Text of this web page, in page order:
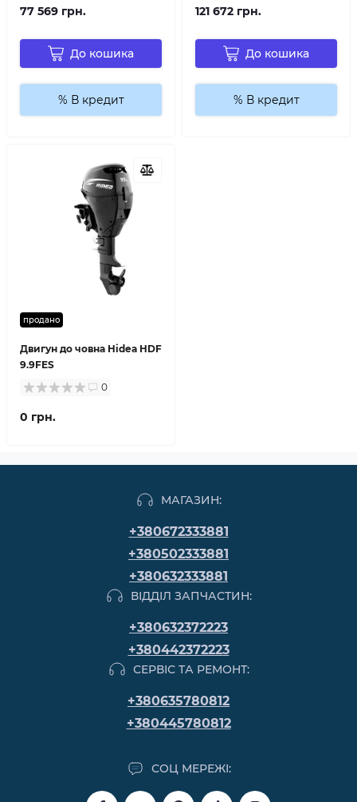
77 569 грн.
До кошика
% В кредит
121 672 грн.
До кошика
% В кредит
продано
Двигун до човна Hidea HDF
9.9FES
0
0 грн.
МАГАЗИН:
+380672333881
+380502333881
+380632333881
ВІДДІЛ ЗАПЧАСТИН:
+380632372223
+380442372223
СЕРВІС ТА РЕМОНТ:
+380635780812
+380445780812
СОЦ МЕРЕЖІ: